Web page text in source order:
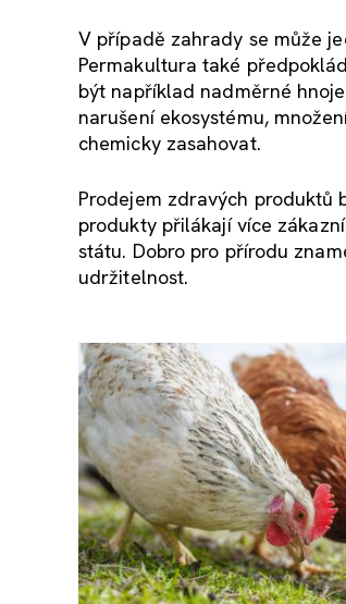
V případě zahrady se může
Permakultura také
být například nadměrné
narušení ekosystému,
chemicky zasahovat.
Prodejem zdravých produktů
produkty přilákají více
státu. Dobro pro přírodu
udržitelnost.